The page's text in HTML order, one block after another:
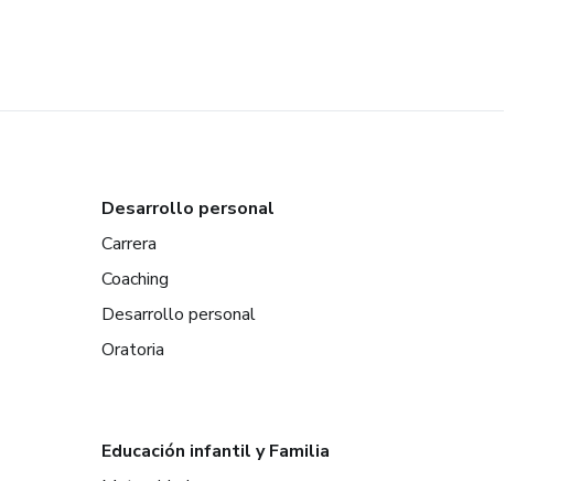
Desarrollo personal
Carrera
Coaching
Desarrollo personal
Oratoria
Educación infantil y Familia